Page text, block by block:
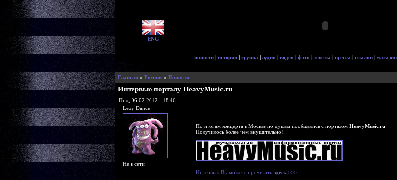
ENG
новости | история | группа | аудио | видео | фото | тексты | пресса | ссылки | магазин
Главная » Forums » Новости
Интервью порталу HeavyMusic.ru
Пнд, 06.02.2012 - 18:46
Lexy Dance
Не в сети
По итогам концерта в Москве по душам пообщались с порталом HeavyMusic.ru
Получилось более чем внушительно!
Интервью Вы можете прочитать здесь >>>